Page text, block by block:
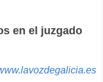
en el juzgado